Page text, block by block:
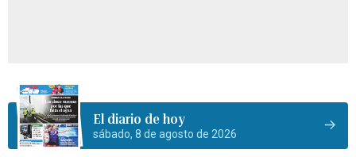
El diario de hoy
sábado, 8 de agosto de 2026